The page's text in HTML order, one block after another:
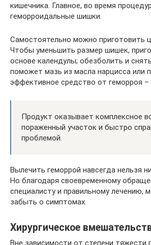
кишечника. Главное, во время
геморроидальные шишки.
Самостоятельно можно приготовить
Чтобы уменьшить размер шишек,
основе календулы; обезболить и
поможет мазь из масла нарцисса или
эффективное средство от геморроя –
Продукт оказывает комплексное
пораженный участок и быстро
проблемой.
Вылечить геморрой навсегда нельзя
Но благодаря своевременному
специалисту и правильному лечению,
забыть о симптомах.
Хирургическое
Вне зависимости от степени тяжести